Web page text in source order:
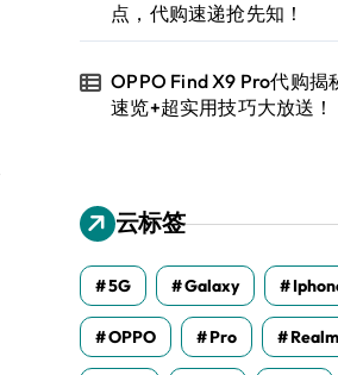
点，代购速递抢先知！
OPPO Find X9 Pro代购揭
速览+超实用技巧大放送！
云标签
5G Galaxy
OPPO Pro